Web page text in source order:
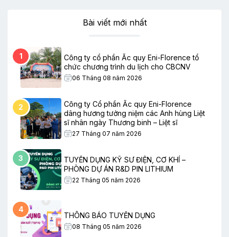
Bài viết mới nhất
1
Công ty cổ phần Ắc quy Eni-Florence tổ
chức chương trình du lịch cho CBCNV
06 Tháng 08 năm 2026
2
Công ty Cổ phần Ắc quy Eni-Florence
dâng hương tưởng niệm các Anh hùng Liệt
sĩ nhân ngày Thương binh – Liệt sĩ
27 Tháng 07 năm 2026
3
TUYỂN DỤNG KỸ SƯ ĐIỆN, CƠ KHÍ –
PHÒNG DỰ ÁN R&D PIN LITHIUM
22 Tháng 05 năm 2026
4
THÔNG BÁO TUYỂN DỤNG
08 Tháng 05 năm 2026